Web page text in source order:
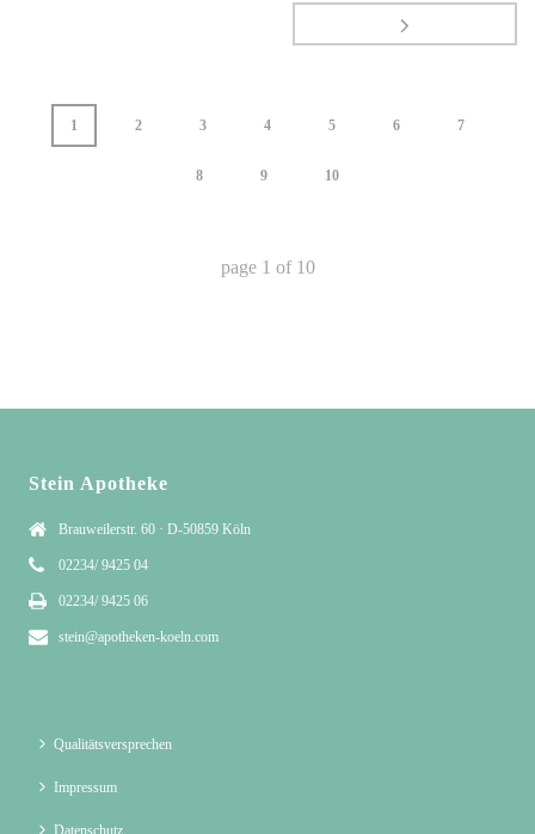
1 2 3 4 5 6 7
8 9 10
page 1 of 10
Stein Apotheke
Brauweilerstr. 60 · D-50859 Köln
02234/ 9425 04
02234/ 9425 06
stein@apotheken-koeln.com
Qualitätsversprechen
Impressum